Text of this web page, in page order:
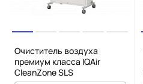
Очиститель воздуха
премиум класса IQAir
CleanZone SLS